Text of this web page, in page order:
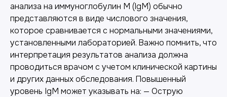
анализа на иммуноглобулин M (IgM) обычно
представляются в виде числового значения,
которое сравнивается с нормальными значениями,
установленными лабораторией. Важно помнить, что
интерпретация результатов анализа должна
проводиться врачом с учетом клинической картины
и других данных обследования. Повышенный
уровень IgM может указывать на: — Острую